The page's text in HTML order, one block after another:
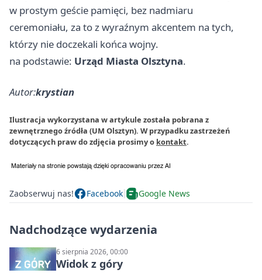
w prostym geście pamięci, bez nadmiaru
ceremoniału, za to z wyraźnym akcentem na tych,
którzy nie doczekali końca wojny.
na podstawie: Urząd Miasta Olsztyna.
Autor:krystian
Ilustracja wykorzystana w artykule została pobrana z
zewnętrznego źródła (UM Olsztyn). W przypadku zastrzeżeń
dotyczących praw do zdjęcia prosimy o kontakt.
Zaobserwuj nas! Facebook Google News
Nadchodzące wydarzenia
6 sierpnia 2026, 00:00
Widok z góry